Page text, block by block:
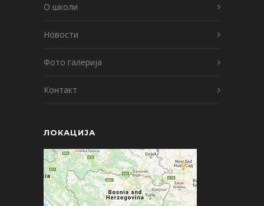
О школи
Новости
Фото галерија
Контакт
ЛОКАЦИЈА